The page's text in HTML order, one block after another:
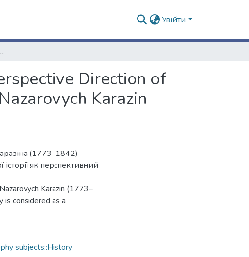
Увійти
оn the Example оf Vasyl’ Nazarovych Karazin (1773–1842)
Direction оf
Karazin
(1773–1842)
як перспективний
Karazin (1773–
is considered as a
subjects::History